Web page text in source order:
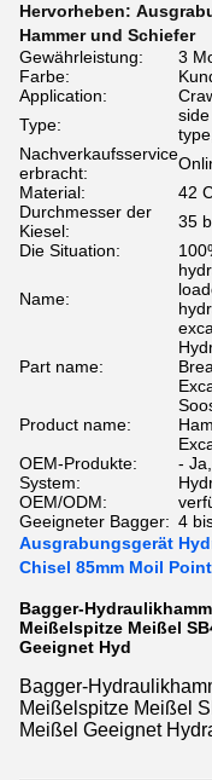
Hervorheben:
Hammer und Schiefer
Gewährleistung:
3
Farbe:
Application:
Type:
Nachverkaufsservice
erbracht:
Material:
42
Durchmesser der
Kiesel:
35
Die Situation:
Name:
Part name:
Product name:
OEM-Produkte:
-
System:
OEM/ODM:
Geeigneter Bagger: 4
Ausgrabungsgerät
Chisel 85mm Moil
Bagger-
Meißelspitze Meißel
Geeignet Hyd
Bagger-
Meißelspitze Meißel
Meißel Geeignet